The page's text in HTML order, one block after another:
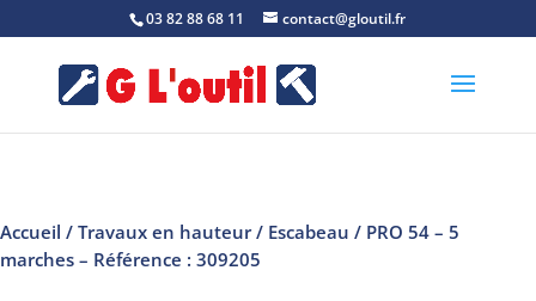
03 82 88 68 11 contact@gloutil.fr
Accueil /Travaux en hauteur/ Escabeau / PRO 54 – 5
marches – Référence : 309205